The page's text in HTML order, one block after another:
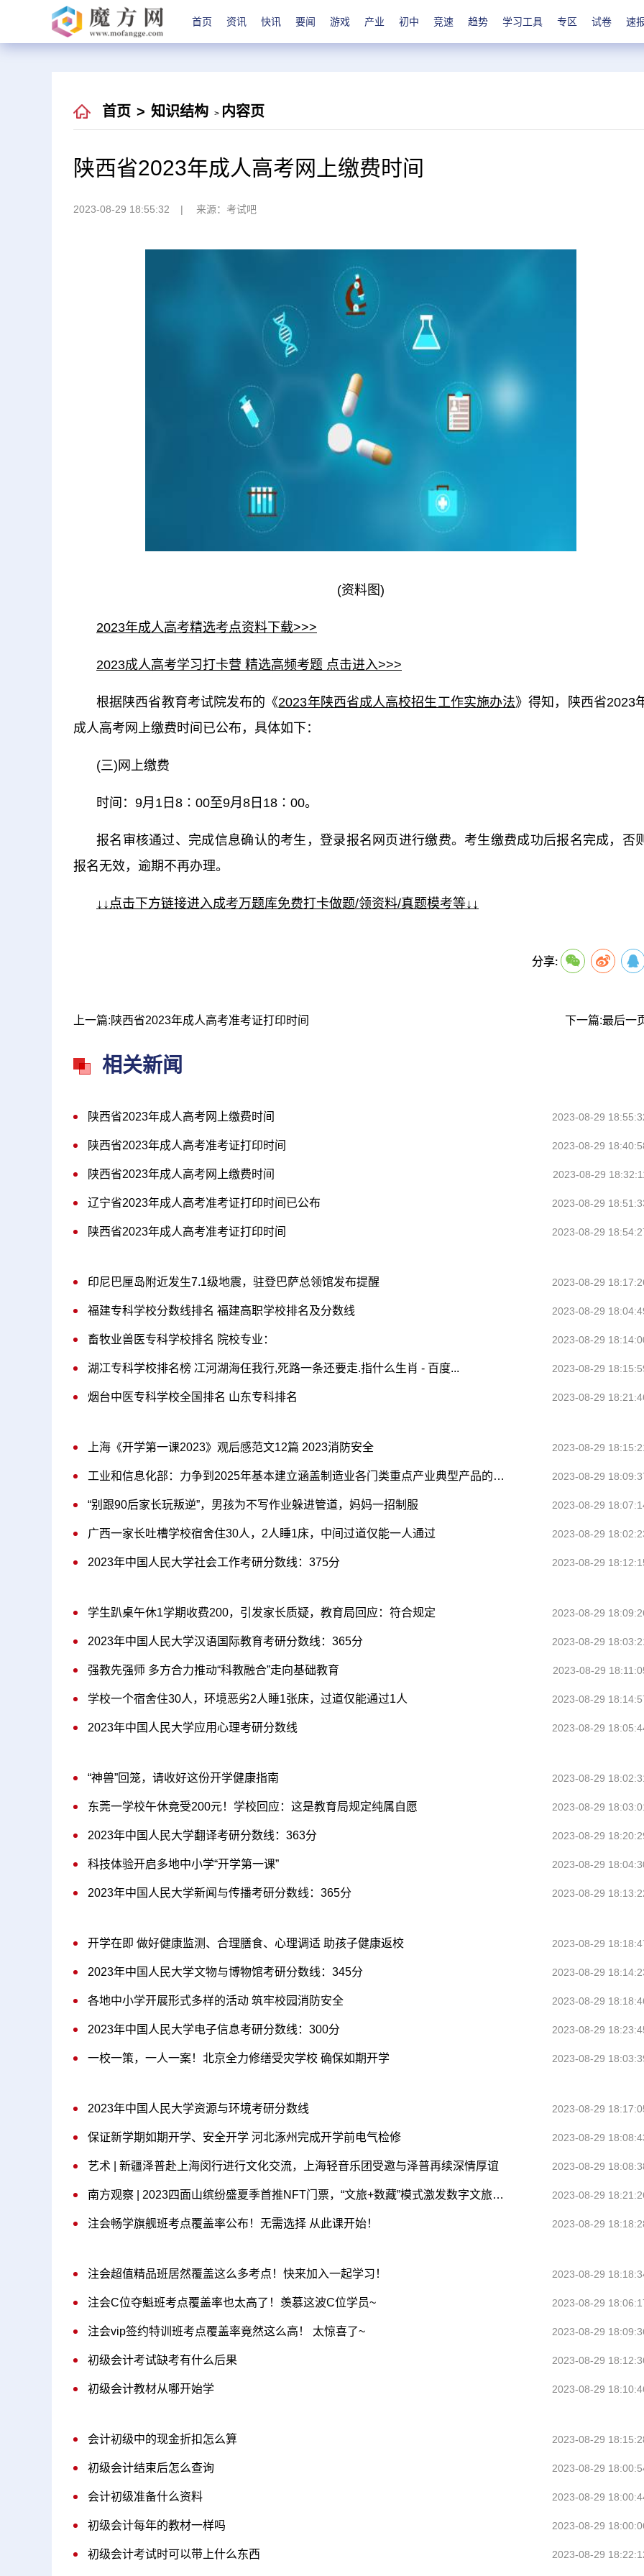
首页 资讯 快讯 要闻 游戏 产业 初中 竞速 趋势 学习工具 专区 试卷 速
首页 > 知识结构 > 内容页
陕西省2023年成人高考网上缴费时间
2023-08-29 18:55:32 来源：考试吧
(资料图)
2023年成人高考精选考点资料下载>>>
2023成人高考学习打卡营 精选高频考题 点击进入>>>
根据陕西省教育考试院发布的《2023年陕西省成人高校招生工作实施办法》得知，陕西省2023
成人高考网上缴费时间已公布，具体如下：
(三)网上缴费
时间：9月1日8∶00至9月8日18∶00。
报名审核通过、完成信息确认的考生，登录报名网页进行缴费。考生缴费成功后报名完成，否则
报名无效，逾期不再办理。
↓↓点击下方链接进入成考万题库免费打卡做题/领资料/真题模考等↓↓
分享:
上一篇:陕西省2023年成人高考准考证打印时间 下一篇:最后一
相关新闻
陕西省2023年成人高考网上缴费时间 2023-08-29
陕西省2023年成人高考准考证打印时间 2023-08-29
陕西省2023年成人高考网上缴费时间 2023-08-29
辽宁省2023年成人高考准考证打印时间已公布 2023-08-29
陕西省2023年成人高考准考证打印时间 2023-08-29
印尼巴厘岛附近发生7.1级地震，驻登巴萨总领馆发布提醒 2023-08-29
福建专科学校分数线排名 福建高职学校排名及分数线 2023-08-29
畜牧业兽医专科学校排名 院校专业： 2023-08-29
湖冮专科学校排名榜 冮河湖海仼我行,死路一条还要走.指什么生肖 - 百度... 2023-08-29
烟台中医专科学校全国排名 山东专科排名 2023-08-29
上海《开学第一课2023》观后感范文12篇 2023消防安全 2023-08-29
工业和信息化部：力争到2025年基本建立涵盖制造业各门类重点产业典型产品的技术体系 2023-08-29
“别跟90后家长玩叛逆”，男孩为不写作业躲进管道，妈妈一招制服 2023-08-29
广西一家长吐槽学校宿舍住30人，2人睡1床，中间过道仅能一人通过 2023-08-29
2023年中国人民大学社会工作考研分数线：375分 2023-08-29
学生趴桌午休1学期收费200，引发家长质疑，教育局回应：符合规定 2023-08-29
2023年中国人民大学汉语国际教育考研分数线：365分 2023-08-29
强教先强师 多方合力推动“科教融合”走向基础教育 2023-08-29
学校一个宿舍住30人，环境恶劣2人睡1张床，过道仅能通过1人 2023-08-29
2023年中国人民大学应用心理考研分数线 2023-08-29
“神兽”回笼，请收好这份开学健康指南 2023-08-29
东莞一学校午休竟受200元！学校回应：这是教育局规定纯属自愿 2023-08-29
2023年中国人民大学翻译考研分数线：363分 2023-08-29
科技体验开启多地中小学“开学第一课” 2023-08-29
2023年中国人民大学新闻与传播考研分数线：365分 2023-08-29
开学在即 做好健康监测、合理膳食、心理调适 助孩子健康返校 2023-08-29
2023年中国人民大学文物与博物馆考研分数线：345分 2023-08-29
各地中小学开展形式多样的活动 筑牢校园消防安全 2023-08-29
2023年中国人民大学电子信息考研分数线：300分 2023-08-29
一校一策，一人一案！北京全力修缮受灾学校 确保如期开学 2023-08-29
2023年中国人民大学资源与环境考研分数线 2023-08-29
保证新学期如期开学、安全开学 河北涿州完成开学前电气检修 2023-08-29
艺术 | 新疆泽普赴上海闵行进行文化交流，上海轻音乐团受邀与泽普再续深情厚谊 2023-08-29
南方观察 | 2023四面山缤纷盛夏季首推NFT门票，“文旅+数藏”模式激发数字文旅新活力 2023-08-29
注会畅学旗舰班考点覆盖率公布！无需选择 从此课开始！ 2023-08-29
注会超值精品班居然覆盖这么多考点！快来加入一起学习！ 2023-08-29
注会C位夺魁班考点覆盖率也太高了！羡慕这波C位学员~ 2023-08-29
注会vip签约特训班考点覆盖率竟然这么高！ 太惊喜了~ 2023-08-29
初级会计考试缺考有什么后果 2023-08-29
初级会计教材从哪开始学 2023-08-29
会计初级中的现金折扣怎么算 2023-08-29
初级会计结束后怎么查询 2023-08-29
会计初级准备什么资料 2023-08-29
初级会计每年的教材一样吗 2023-08-29
初级会计考试时可以带上什么东西 2023-08-29